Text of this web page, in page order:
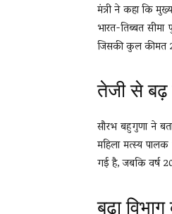
मंत्री ने कहा कि
भारत-तिब्बत
जिसकी कुल कीमत
तेजी से बढ़
सौरभ बहुगुणा ने
महिला मत्स्य
गई है, जबकि वर्ष
बढ़ा